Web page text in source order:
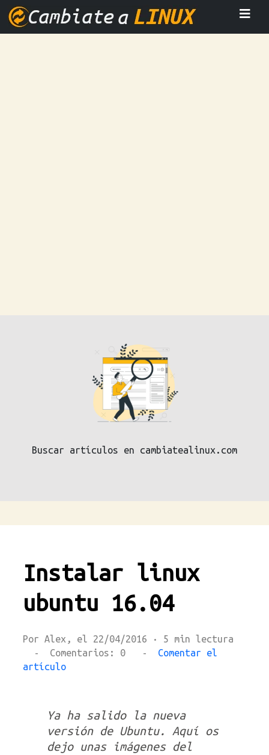
Buscar artículos en cambiatealinux.com
Instalar linux
ubuntu 16.04
Por Alex, el 22/04/2016 · 5 min lectura
- Comentarios: 0 - Comentar el
artículo
Ya ha salido la nueva
versión de Ubuntu. Aquí os
dejo unas imágenes del